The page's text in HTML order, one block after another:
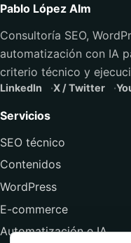
Pablo López Alm
Consultoría SEO,
automatización con IA
criterio técnico y
LinkedIn X / Twitter
Servicios
SEO técnico
Contenidos
WordPress
E-commerce
Automatización e IA